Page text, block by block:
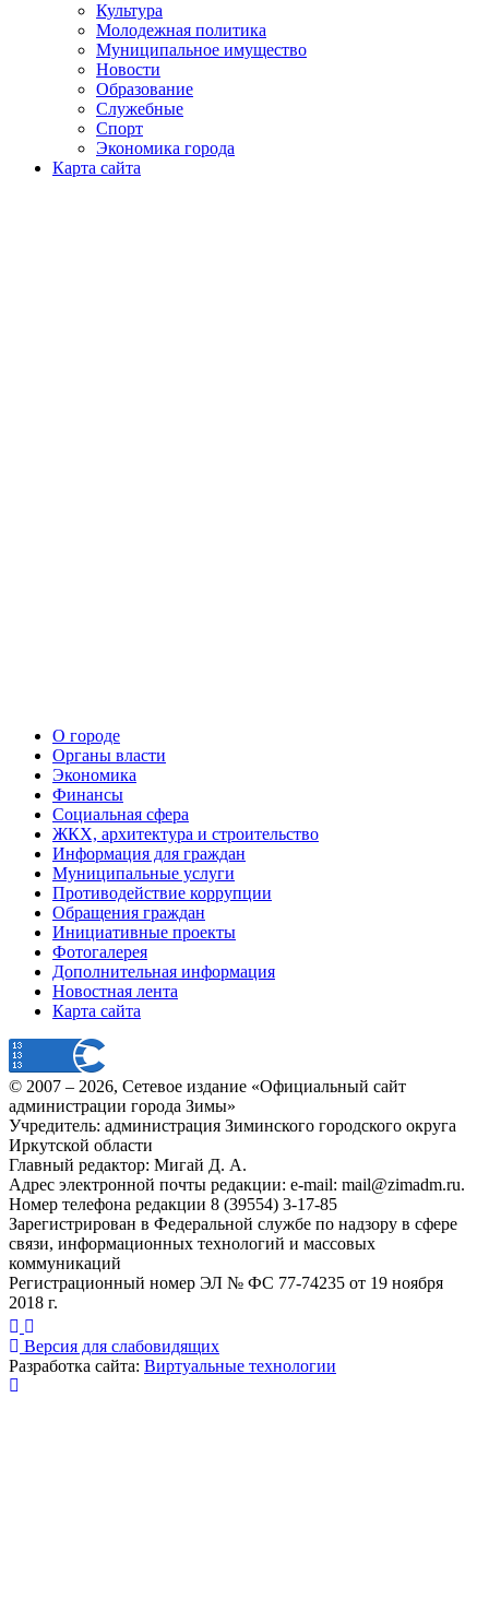
Культура
Молодежная политика
Муниципальное имущество
Новости
Образование
Служебные
Спорт
Экономика города
Карта сайта
О городе
Органы власти
Экономика
Финансы
Социальная сфера
ЖКХ, архитектура и строительство
Информация для граждан
Муниципальные услуги
Противодействие коррупции
Обращения граждан
Инициативные проекты
Фотогалерея
Дополнительная информация
Новостная лента
Карта сайта
© 2007 – 2026, Сетевое издание «Официальный сайт
администрации города Зимы»
Учредитель: администрация Зиминского городского округа
Иркутской области
Главный редактор: Мигай Д. А.
Адрес электронной почты редакции: e-mail: mail@zimadm.ru.
Номер телефона редакции 8 (39554) 3-17-85
Зарегистрирован в Федеральной службе по надзору в сфере
связи, информационных технологий и массовых
коммуникаций
Регистрационный номер ЭЛ № ФС 77-74235 от 19 ноября
2018 г.
Версия для слабовидящих
Разработка сайта: Виртуальные технологии